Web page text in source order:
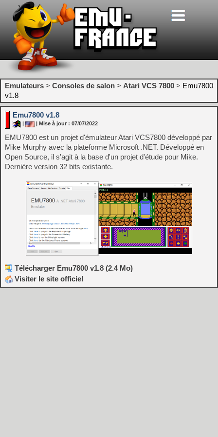
Emulateurs > Consoles de salon > Atari VCS 7800 > Emu7800
v1.8
Emu7800 v1.8
| Mise à jour : 07/07/2022
EMU7800 est un projet d'émulateur Atari VCS7800 développé par
Mike Murphy avec la plateforme Microsoft .NET. Développé en
Open Source, il s'agit à la base d'un projet d'étude pour Mike.
Dernière version 32 bits existante.
Télécharger Emu7800 v1.8 (2.4 Mo)
Visiter le site officiel